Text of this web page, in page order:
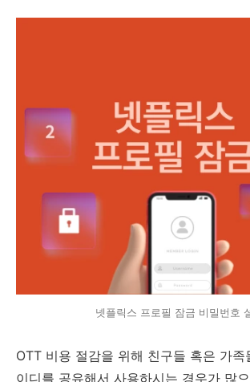
넷플릭스 프로필 잠금 비밀번호
OTT 비용 절감을 위해 친구들 혹은 가
이디를 공유해서 사용하시는 경우가 많